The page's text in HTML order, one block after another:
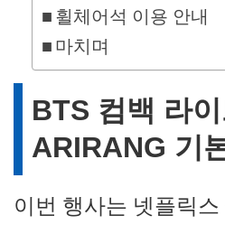
휠체어석 이용 안내
마치며
BTS 컴백 라
ARIRANG 기
이번 행사는 넷플릭